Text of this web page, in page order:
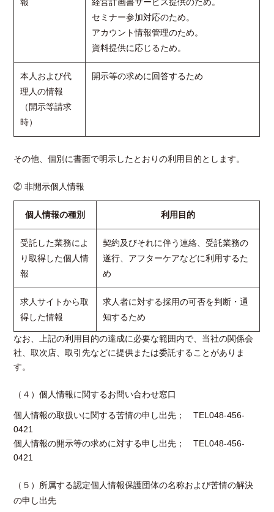
セミナー参加対応のため。
アカウント情報管理のため。
資料提供に応じるため。
本人および代
理人の情報
（開示等請求
時）
開示等の求めに回答するため
その他、個別に書面で明示したとおりの利用目的とします。
② 非開示個人情報
個人情報の種別 利用目的
受託した業務によ
り取得した個人情
報
契約及びそれに伴う連絡、受託業務の
遂行、アフターケアなどに利用するた
め
求人サイトから取
得した情報
求人者に対する採用の可否を判断・通
知するため
なお、上記の利用目的の達成に必要な範囲内で、当社の関係会
社、取次店、取引先などに提供または委託することがありま
す。
（４）個人情報に関するお問い合わせ窓口
個人情報の取扱いに関する苦情の申し出先； TEL048-456-
0421
個人情報の開示等の求めに対する申し出先； TEL048-456-
0421
（５）所属する認定個人情報保護団体の名称および苦情の解決
の申し出先